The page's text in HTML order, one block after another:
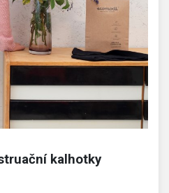
kalhotky